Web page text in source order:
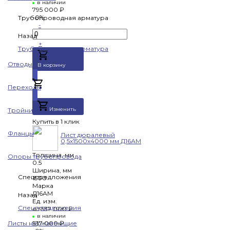
Трубопроводная арматура
Назад
Трубопроводная арматура
Отводы
Переходы
Тройники
Фланцы
Опоры трубопровода
Спецпредложения
Назад
Спецпредложения
Листы нержавеющие
в наличии
795 000 ₽
-0%
-
+
В корзину
Изменить
Купить в 1 клик
Лист дюралевый
0,5х1500х4000 мм Д16АМ
Толщина, мм
0.5
Ширина, мм
1500
Марка
Д16АМ
Ед. изм.
от 537 000 ₽
в наличии
537 000 ₽